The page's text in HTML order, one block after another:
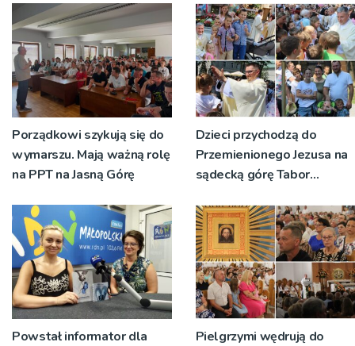
Porządkowi szykują się do
wymarszu. Mają ważną rolę
na PPT na Jasną Górę
Dzieci przychodzą do
Przemienionego Jezusa na
sądecką górę Tabor
Powstał informator dla
Pielgrzymi wędrują do